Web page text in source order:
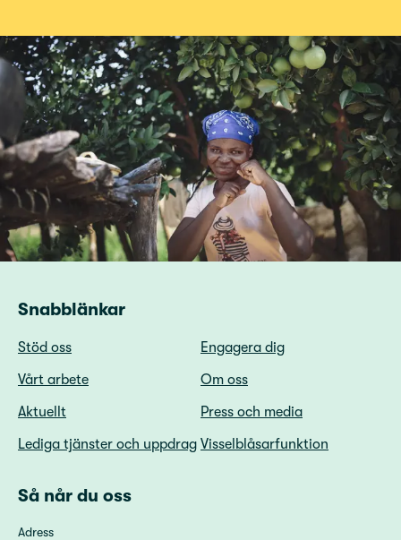
Snabblänkar
Stöd oss
Engagera dig
Vårt arbete
Om oss
Aktuellt
Press och media
Lediga tjänster och uppdrag Visselblåsarfunktion
Så når du oss
Adress